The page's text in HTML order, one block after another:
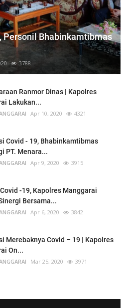
Personil Bhabinkamtibmas
3788
Ranmor Dinas | Kapolres
Lakukan...
Apr 10, 2020 4321
Covid - 19, Bhabinkamtibmas
PT. Menara...
Apr 9, 2020 3915
-19, Kapolres Manggarai
Bersama...
Apr 6, 2020 3842
Merebaknya Covid – 19 | Kapolres
On...
Mar 25, 2020 3971